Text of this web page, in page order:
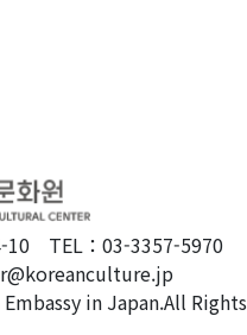
10 TEL：03-3357-5970
in Japan.All Rights